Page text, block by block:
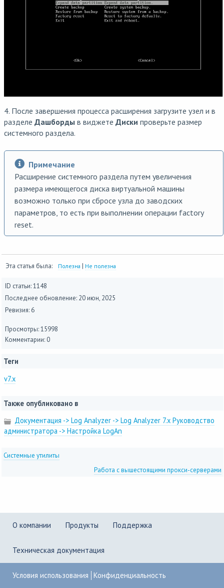
4. После завершения процесса расширения загрузите узел и в
разделе Дашборды в виджете Диски проверьте размер
системного раздела.
Примечание
Расширение системного раздела путем увеличения
размера имеющегося диска виртуальной машины
возможно только при сбросе узла до заводских
параметров, то есть при выполнении операции factory
reset.
Эта статья была: Полезна | Не полезна
ID статьи: 1148
Последнее обновление: 20 июн, 2025
Ревизия: 6
Просмотры: 15998
Комментарии: 0
Теги
v7.x
Также опубликовано в
Документация -> Log Analyzer -> Log Analyzer 7.x Руководство
администратора -> Настройка LogAn
Системные утилиты
Работа с вышестоящими прокси-серверами
О компании Продукты Поддержка
Техническая документация
Условия использования Конфиденциальность